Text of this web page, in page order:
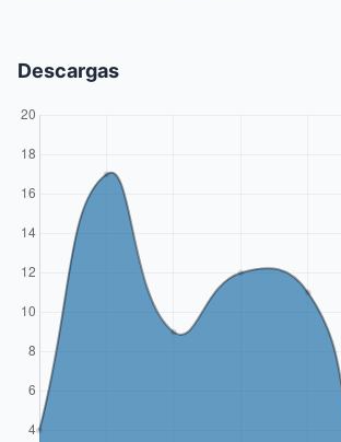
Descargas